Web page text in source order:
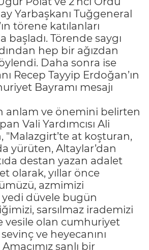
Yarbaşkanı Tuğgeneral
törene katılanları
başladı. Törende saygı
hep bir ağızdan
Daha sonra ise
Recep Tayyip Erdoğan’ın
Bayramı mesajı
anlam ve önemini belirten
Vali Yardımcısı Ali
"Malazgirt’te at koşturan,
yürüten, Altaylar’dan
destan yazan adalet
olarak, yıllar önce
azmimizi
düvele bugün
sarsılmaz irademizi
vesile olan cumhuriyet
ve heyecanını
şanlı bir